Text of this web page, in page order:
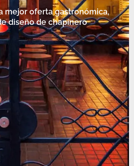
mejor oferta gastronómica,
diseño de chapinero